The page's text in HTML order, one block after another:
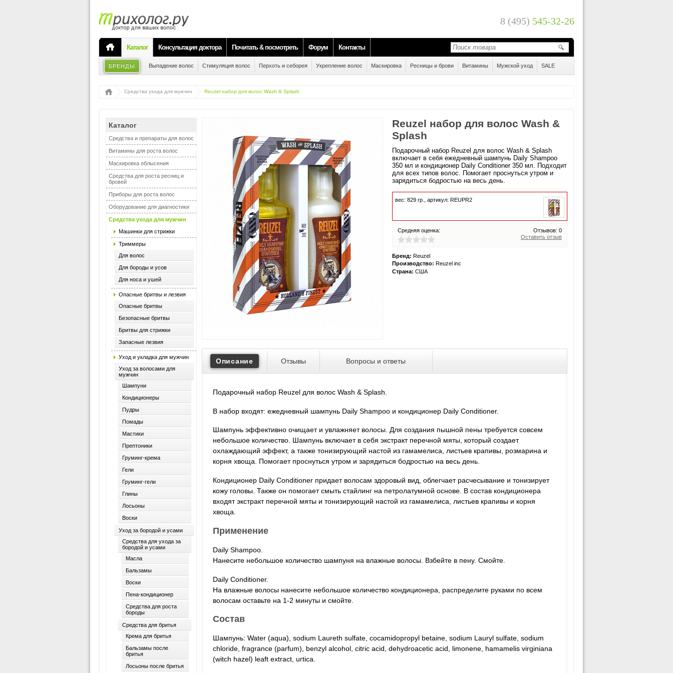
8 (495) 545-32-26
Каталог Консультация доктора Почитать & посмотреть Форум Контакты
БРЕНДЫ Выпадение волос Стимуляция волос Перхоть и себорея Укрепление волос Маскировка Ресницы и брови Витамины Мужской уход SALE
Средства ухода для мужчин Reuzel набор для волос Wash & Splash
Каталог
Средства и препараты для волос
Витамины для роста волос
Маскировка облысения
Средства для роста ресниц и
бровей
Приборы для роста волос
Оборудование для диагностики
Средства ухода для мужчин
Машинки для стрижки
Триммеры
Для волос
Для бороды и усов
Для носа и ушей
Опасные бритвы и лезвия
Опасные бритвы
Безопасные бритвы
Бритвы для стрижки
Запасные лезвия
Уход и укладка для мужчин
Уход за волосами для
мужчин
Шампуни
Кондиционеры
Пудры
Помады
Мастики
Прептоники
Груминг-крема
Гели
Груминг-гели
Глины
Лосьоны
Воски
Уход за бородой и усами
Средства для ухода за
бородой и усами
Масла
Бальзамы
Воски
Пена-кондиционер
Средства для роста
бороды
Средства для бритья
Крема для бритья
Бальзамы после
бритья
Лосьоны после бритья
Reuzel набор для волос Wash &
Splash
Подарочный набор Reuzel для волос Wash & Splash
включает в себя ежедневный шампунь Daily Shampoo
350 мл и кондиционер Daily Conditioner 350 мл. Подходит
для всех типов волос. Помогает проснуться утром и
зарядиться бодростью на весь день.
вес: 829 гр., артикул: REUPR2
Отзывов: 0
Оставить отзыв
Средняя оценка:
Бренд: Reuzel
Производство: Reuzel inc
Страна: США
Описание Отзывы Вопросы и ответы
Подарочный набор Reuzel для волос Wash & Splash.
В набор входят: ежедневный шампунь Daily Shampoo и кондиционер Daily Conditioner.
Шампунь эффективно очищает и увлажняет волосы. Для создания пышной пены требуется совсем
небольшое количество. Шампунь включает в себя экстракт перечной мяты, который создает
охлаждающий эффект, а также тонизирующий настой из гамамелиса, листьев крапивы, розмарина и
корня хвоща. Помогает проснуться утром и зарядиться бодростью на весь день.
Кондиционер Daily Conditioner придает волосам здоровый вид, облегчает расчесывание и тонизирует
кожу головы. Также он помогает смыть стайлинг на петролатумной основе. В состав кондиционера
входят экстракт перечной мяты и тонизирующий настой из гамамелиса, листьев крапивы и корня
хвоща.
Применение
Daily Shampoo.
Нанесите небольшое количество шампуня на влажные волосы. Взбейте в пену. Смойте.
Daily Conditioner.
На влажные волосы нанесите небольшое количество кондиционера, распределите руками по всем
волосам оставьте на 1-2 минуты и смойте.
Состав
Шампунь: Water (aqua), sodium Laureth sulfate, cocamidopropyl betaine, sodium Lauryl sulfate, sodium
chloride, fragrance (parfum), benzyl alcohol, citric acid, dehydroacetic acid, limonene, hamamelis virginiana
(witch hazel) leaft extract, urtica.